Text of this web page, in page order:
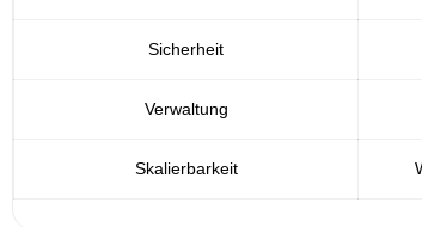
Sicherheit
Verwaltung
Skalierbarkeit